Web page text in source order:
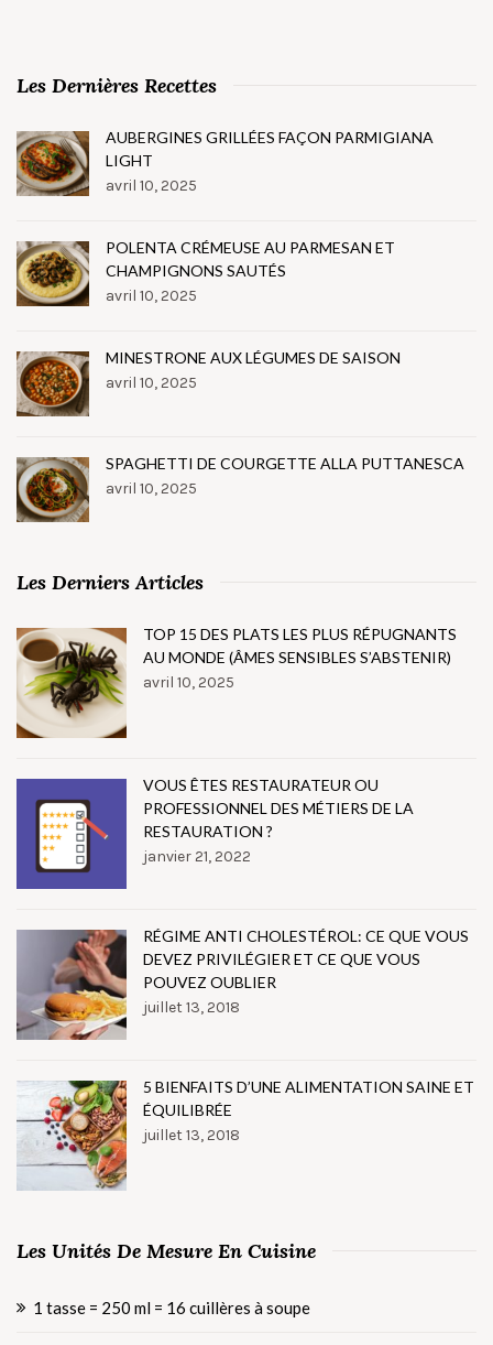
Les Dernières Recettes
AUBERGINES GRILLÉES FAÇON PARMIGIANA
LIGHT
avril 10, 2025
POLENTA CRÉMEUSE AU PARMESAN ET
CHAMPIGNONS SAUTÉS
avril 10, 2025
MINESTRONE AUX LÉGUMES DE SAISON
avril 10, 2025
SPAGHETTI DE COURGETTE ALLA PUTTANESCA
avril 10, 2025
Les Derniers Articles
TOP 15 DES PLATS LES PLUS RÉPUGNANTS
AU MONDE (ÂMES SENSIBLES S’ABSTENIR)
avril 10, 2025
VOUS ÊTES RESTAURATEUR OU
PROFESSIONNEL DES MÉTIERS DE LA
RESTAURATION ?
janvier 21, 2022
RÉGIME ANTI CHOLESTÉROL: CE QUE VOUS
DEVEZ PRIVILÉGIER ET CE QUE VOUS
POUVEZ OUBLIER
juillet 13, 2018
5 BIENFAITS D’UNE ALIMENTATION SAINE ET
ÉQUILIBRÉE
juillet 13, 2018
Les Unités De Mesure En Cuisine
1 tasse = 250 ml = 16 cuillères à soupe